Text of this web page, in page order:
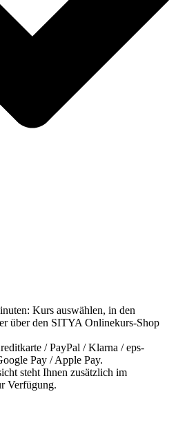
Kurs auswählen, in den
über den SITYA Onlinekurs-Shop
/ PayPal / Klarna / eps-
Pay / Apple Pay.
steht Ihnen zusätzlich im
Verfügung.